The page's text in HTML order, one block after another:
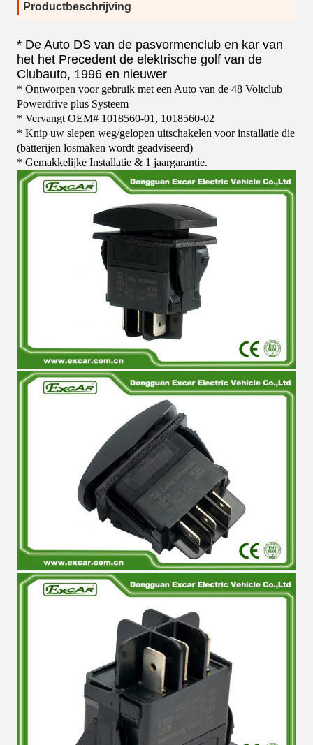
Productbeschrijving
* De Auto DS van de pasvormenclub en kar van
het het Precedent de elektrische golf van de
Clubauto, 1996 en nieuwer
* Ontworpen voor gebruik met een Auto van de 48 Voltclub
Powerdrive plus Systeem
* Vervangt OEM# 1018560-01, 1018560-02
* Knip uw slepen weg/gelopen uitschakelen voor installatie die
(batterijen losmaken wordt geadviseerd)
* Gemakkelijke Installatie & 1 jaargarantie.